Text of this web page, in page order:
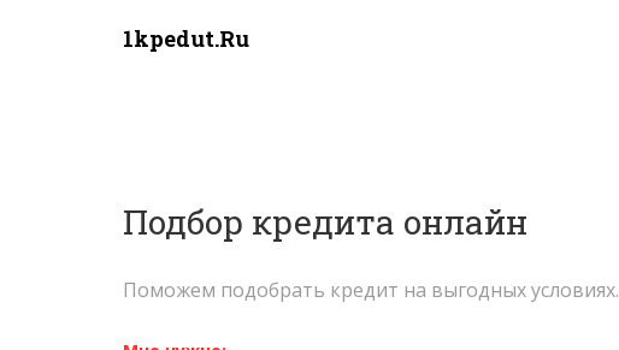
1kpedut.ru
Подбор кредита онлайн
Поможем подобрать кредит на выгодных условиях.